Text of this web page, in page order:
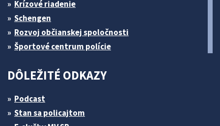
Krízové riadenie
Schengen
Rozvoj občianskej spoločnosti
Športové centrum polície
DÔLEŽITÉ ODKAZY
Podcast
Stan sa policajtom